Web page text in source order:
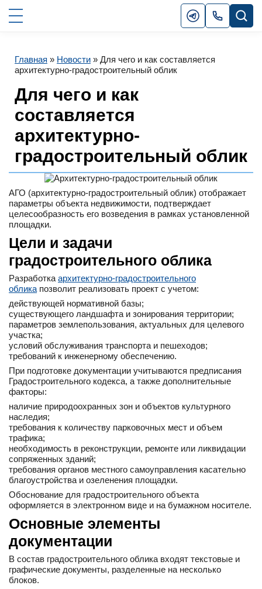
Главная » Новости » Для чего и как составляется
архитектурно-градостроительный облик
Для чего и как
составляется
архитектурно-
градостроительный облик
АГО (архитектурно-градостроительный облик) отображает
параметры объекта недвижимости, подтверждает
целесообразность его возведения в рамках установленной
площадки.
Цели и задачи
градостроительного облика
Разработка архитектурно-градостроительного
облика позволит реализовать проект с учетом:
действующей нормативной базы;
существующего ландшафта и зонирования территории;
параметров землепользования, актуальных для целевого
участка;
условий обслуживания транспорта и пешеходов;
требований к инженерному обеспечению.
При подготовке документации учитываются предписания
Градостроительного кодекса, а также дополнительные
факторы:
наличие природоохранных зон и объектов культурного
наследия;
требования к количеству парковочных мест и объем
трафика;
необходимость в реконструкции, ремонте или ликвидации
сопряженных зданий;
требования органов местного самоуправления касательно
благоустройства и озеленения площадки.
Обоснование для градостроительного объекта
оформляется в электронном виде и на бумажном носителе.
Основные элементы
документации
В состав градостроительного облика входят текстовые и
графические документы, разделенные на несколько
блоков.